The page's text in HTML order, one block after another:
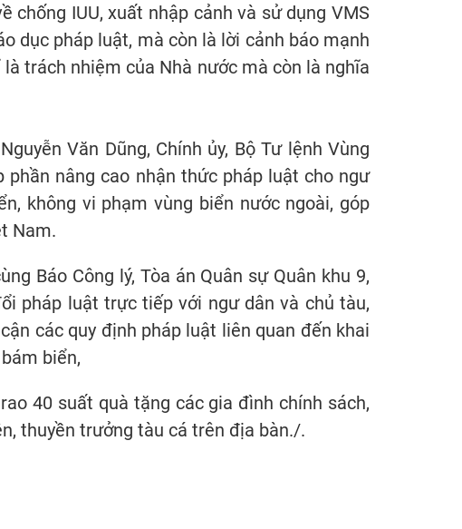
IUU, xuất nhập cảnh và sử dụng VMS
dục pháp luật, mà còn là lời cảnh báo mạnh
trách nhiệm của Nhà nước mà còn là nghĩa
Văn Dũng, Chính ủy, Bộ Tư lệnh Vùng
nâng cao nhận thức pháp luật cho ngư
không vi phạm vùng biển nước ngoài, góp
Nam.
Báo Công lý, Tòa án Quân sự Quân khu 9,
pháp luật trực tiếp với ngư dân và chủ tàu,
các quy định pháp luật liên quan đến khai
biển,
40 suất quà tặng các gia đình chính sách,
thuyền trưởng tàu cá trên địa bàn./.